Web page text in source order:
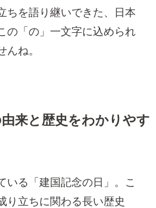
ちを語り継いできた、日本
の「の」一文字に込められ
んね。
来と歴史をわかりやす
いる「建国記念の日」。こ
り立ちに関わる長い歴史